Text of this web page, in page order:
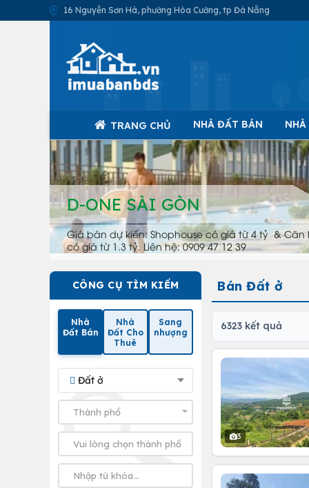
16 Nguyễn Sơn Hà, phường Hòa Cường, tp Đà Nẵng
TRANG CHỦ NHÀ ĐẤT BÁN
D-ONE SÀI GÒN
Giá bán dự kiến: Shophouse có giá từ 4 tỷ & Căn
có giá từ 1.3 tỷ. Liên hệ: 0909 47 12 39
CÔNG CỤ TÌM KIẾM
Nhà
Đất Bán
Nhà
Đất Cho
Thuê
Sang
nhượng
Đất ở
Bán Đất ở
6323 kết quả
3